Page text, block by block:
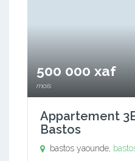
500 000 xaf
mois
Appartement
Bastos
bastos yaounde,